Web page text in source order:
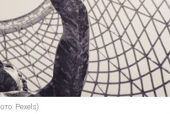
Pexels)